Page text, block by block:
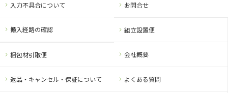
組立設置便
会社概要
よくある質問
梱包材引取便
返品・キャンセル・保証について
入力不具合について お問合せ
搬入経路の確認